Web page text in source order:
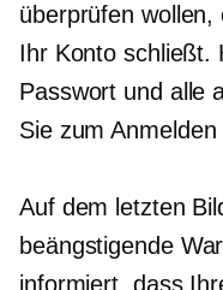
überprüfen
Ihr Konto schließt.
Passwort und alle
Sie zum
Auf dem letzten
beängstigende
informiert, dass